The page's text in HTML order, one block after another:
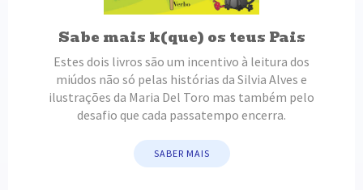
Sabe mais k(que) os teus Pais
Estes dois livros são um incentivo à leitura dos
miúdos não só pelas histórias da Silvia Alves e
ilustrações da Maria Del Toro mas também pelo
desafio que cada passatempo encerra.
SABER MAIS